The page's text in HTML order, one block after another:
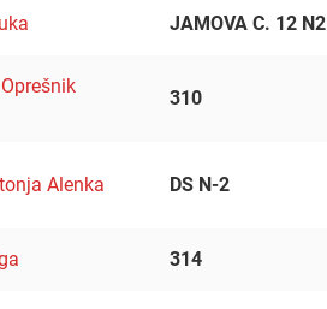
JAMOVA C. 12 N2
310
Alenka DS N-2
314